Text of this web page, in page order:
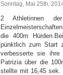
Sonntag, Mai 25th,
2 Athletinnen
die 400m
pünktlich zum Start
verbesserte sie
Patrizia über die
stellte mit 16,45 sek.